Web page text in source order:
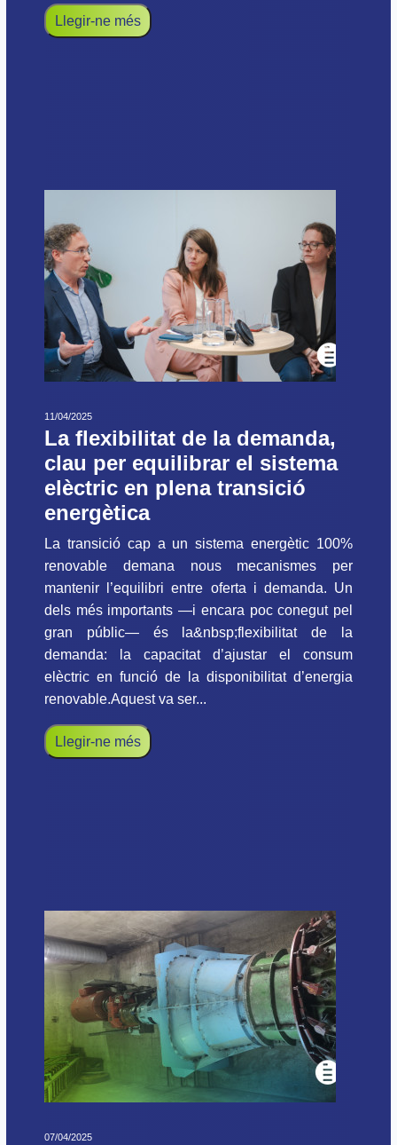
Llegir-ne més
11/04/2025
La flexibilitat de la demanda,
clau per equilibrar el sistema
elèctric en plena transició
energètica
La transició cap a un sistema energètic 100%
renovable demana nous mecanismes per
mantenir l’equilibri entre oferta i demanda. Un
dels més importants —i encara poc conegut pel
gran públic— és la&nbsp;flexibilitat de la
demanda: la capacitat d’ajustar el consum
elèctric en funció de la disponibilitat d’energia
renovable.Aquest va ser...
Llegir-ne més
07/04/2025